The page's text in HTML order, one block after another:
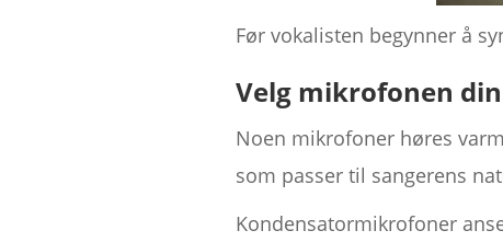
Før vokalisten begynner å
Velg mikrofonen
Noen mikrofoner høres
som passer til sangerens
Kondensatormikrofoner